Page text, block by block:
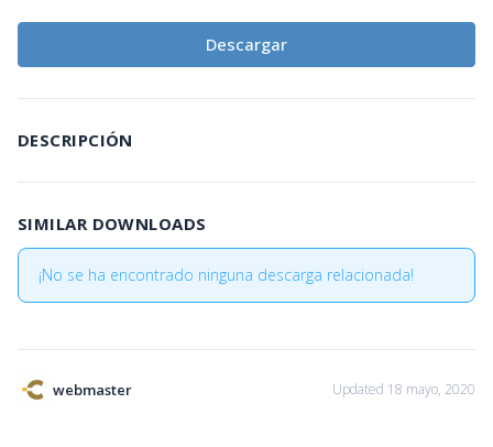
Descargar
DESCRIPCIÓN
SIMILAR DOWNLOADS
¡No se ha encontrado ninguna descarga relacionada!
webmaster Updated 18 mayo, 2020